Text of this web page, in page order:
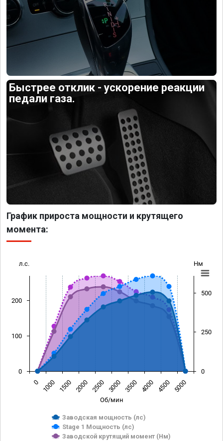
Быстрее отклик - ускорение реакции
педали газа.
График прироста мощности и крутящего
момента:
Об/мин
л.с. Нм
Заводская мощность (лс)
Stage 1 Мощность (лс)
Заводской крутящий момент (Нм)
0 1000 1500 2000 2500 3000 3500 4000 4500 5000
0
100
200
0
250
500